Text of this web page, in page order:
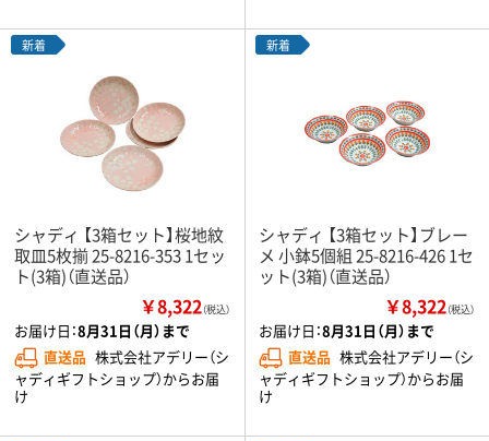
新着
シャディ 【3箱セット】桜地紋
取皿5枚揃 25-8216-353 1セッ
ト(3箱)（直送品）
￥8,322（税込）
お届け日：8月31日（月）まで
直送品 株式会社アデリー（シ
ャディギフトショップ）からお届
け
新着
シャディ 【3箱セット】ブレー
メ 小鉢5個組 25-8216-426 1セ
ット(3箱)（直送品）
￥8,322（税込）
お届け日：8月31日（月）まで
直送品 株式会社アデリー（シ
ャディギフトショップ）からお届
け